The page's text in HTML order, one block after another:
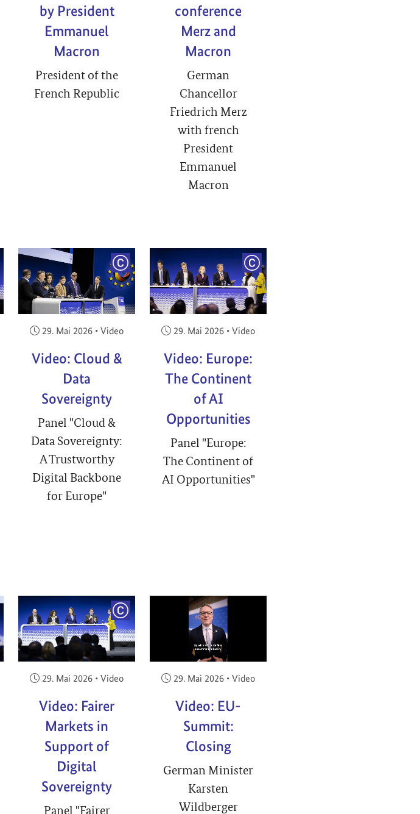
by President
Emmanuel
Macron
President of the
French Republic
conference
Merz and
Macron
German
Chancellor
Friedrich Merz
with french
President
Emmanuel
Macron
COPYRIGHT
Veröffentlicht am:
29. Mai 2026 • Video
Video: Cloud &
Data
Sovereignty
Panel "Cloud &
Data Sovereignty:
A Trustworthy
Digital Backbone
for Europe"
COPYRIGHT
Veröffentlicht am:
29. Mai 2026 • Video
Video: Europe:
The Continent
of AI
Opportunities
Panel "Europe:
The Continent of
AI Opportunities"
COPYRIGHT
Veröffentlicht am:
29. Mai 2026 • Video
Video: Fairer
Markets in
Support of
Digital
Sovereignty
Panel "Fairer
Veröffentlicht am:
29. Mai 2026 • Video
Video: EU-
Summit:
Closing
German Minister
Karsten
Wildberger